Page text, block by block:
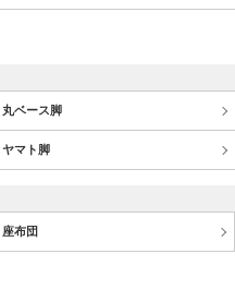
丸ベース脚
ヤマト脚
座布団